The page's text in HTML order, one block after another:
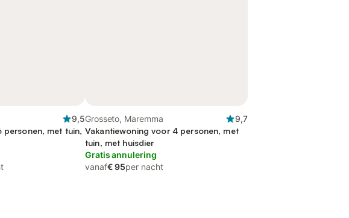
9,5
personen, met tuin,
Grosseto, Maremma
9,7
Vakantiewoning voor 4 personen, met
tuin, met huisdier
Gratis annulering
vanaf€ 95per nacht